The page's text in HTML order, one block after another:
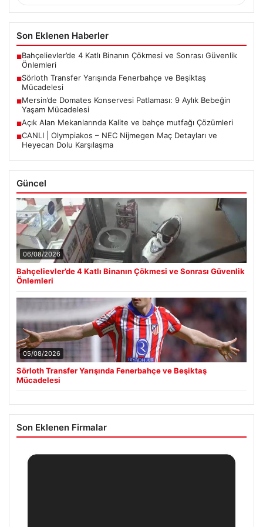
Son Eklenen Haberler
■Bahçelievler’de 4 Katlı Binanın Çökmesi ve Sonrası Güvenlik
Önlemleri
■Sörloth Transfer Yarışında Fenerbahçe ve Beşiktaş
Mücadelesi
■Mersin’de Domates Konservesi Patlaması: 9 Aylık Bebeğin
Yaşam Mücadelesi
■Açık Alan Mekanlarında Kalite ve bahçe mutfağı Çözümleri
■CANLI | Olympiakos – NEC Nijmegen Maç Detayları ve
Heyecan Dolu Karşılaşma
Güncel
06/08/2026
Bahçelievler’de 4 Katlı Binanın Çökmesi ve Sonrası Güvenlik
Önlemleri
05/08/2026
Sörloth Transfer Yarışında Fenerbahçe ve Beşiktaş
Mücadelesi
Son Eklenen Firmalar